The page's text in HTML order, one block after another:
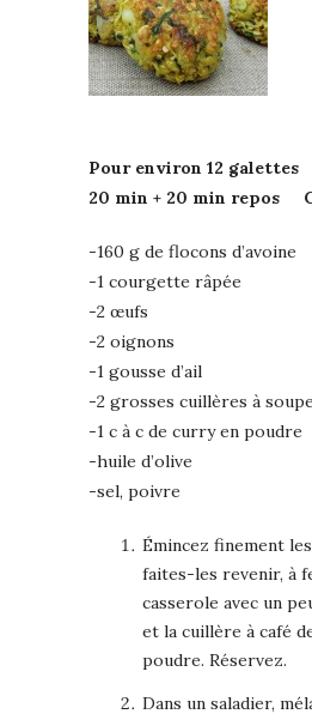
Pour environ 12
20 min + 20 min repos
-160 g de flocons d’avoine
-1 courgette râpée
-2 œufs
-2 oignons
-1 gousse d’ail
-2 grosses cuillères à
-1 c à c de curry en poudre
-huile d’olive
-sel, poivre
Émincez finement
faites-les revenir, à
casserole avec un
et la cuillère à café
poudre. Réservez.
Dans un saladier,